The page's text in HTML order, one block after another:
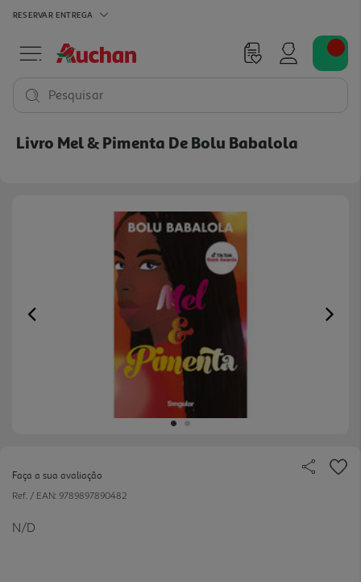
RESERVAR ENTREGA
Pesquisar
Livro Mel & Pimenta De Bolu Babalola
Previous
Faça a sua avaliação
Ref. / EAN: 9789897890482
N/D